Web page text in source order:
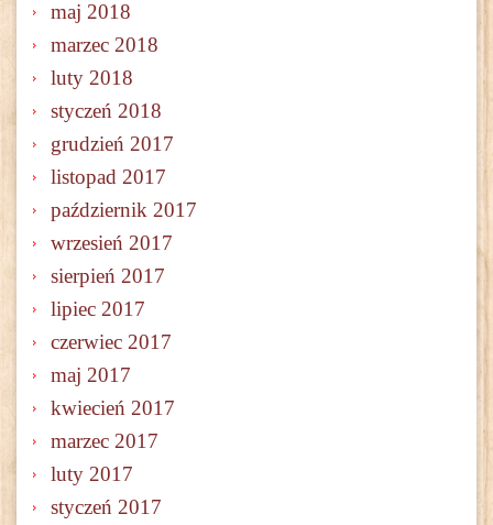
maj 2018
marzec 2018
luty 2018
styczeń 2018
grudzień 2017
listopad 2017
październik 2017
wrzesień 2017
sierpień 2017
lipiec 2017
czerwiec 2017
maj 2017
kwiecień 2017
marzec 2017
luty 2017
styczeń 2017